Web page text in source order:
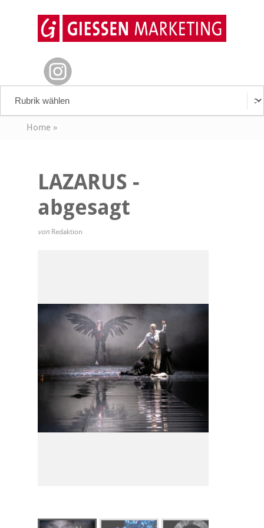
Home»
LAZARUS -
abgesagt
von Redaktion